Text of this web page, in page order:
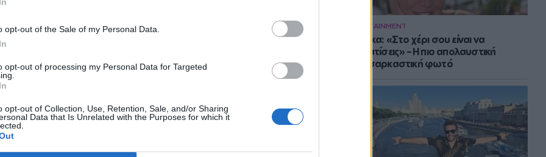
opt-out of the Sale of my Personal Data.
opt-out of processing my Personal Data for Targeted
opt-out of Collection, Use, Retention, Sale, and/or Sharing
Data that Is Unrelated with the Purposes for which it
ENTERTAINMENT
Μπάρκα: «Στο χέρι σου είναι να
αδυνατίσεις» – Η πιο απολαυστική
αυτοσαρκαστική φωτό